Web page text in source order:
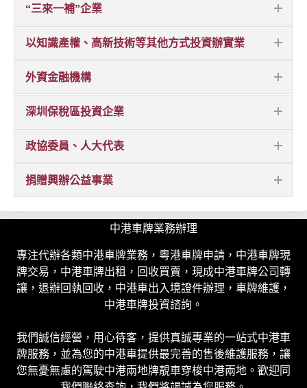
“三來一補”企業
以知識產權、高新技術等其他方式投資辦實業
外資金融機構
深圳保稅區投資企業
政協委員、人大代表
捐贈興辦公益事業
中港車牌業務辦理
專注代辦各類中港車牌業務，粵港車牌申請，中港車牌現
牌交易，中港車牌出租，回收買賣，現成中港車牌公司轉
讓，退辦回執回收，中港車出入境證件辦理，車牌維護，
中港車牌投資諮詢。
我們誠信經營，用心待客，提供真誠專業的一站式中港車
牌服務，並為您的中港車提供最完善的售後維護服務，讓
您無憂無慮的駕駛中港兩地牌靚車穿梭中港兩地。歡迎同